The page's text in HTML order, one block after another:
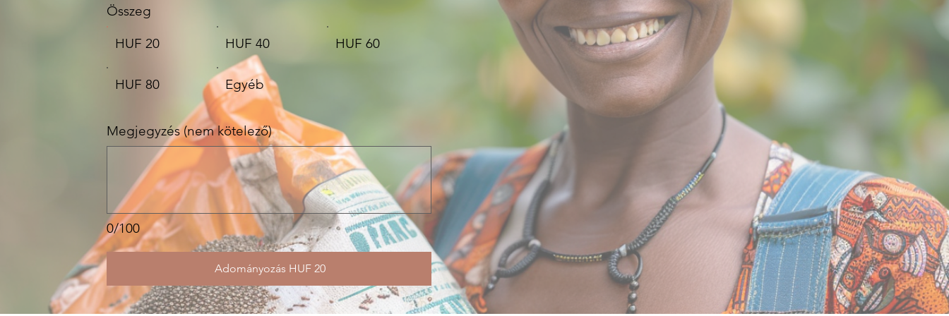
Összeg
HUF 20
HUF 40 HUF 60
HUF 80 Egyéb
0/100
Megjegyzés (nem kötelező)
Adományozás HUF 20